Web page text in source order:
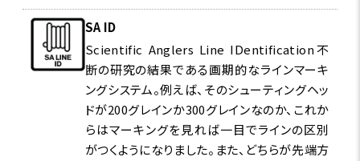
SA ID
Scientific Anglers Line IDentification不
断の研究の結果である画期的なラインマーキ
ングシステム。例えば、そのシューティングヘッ
ドが200グレインか300グレインなのか、これか
らはマーキングを見れば一目でラインの区別
がつくようになりました。また、どちらが先端方